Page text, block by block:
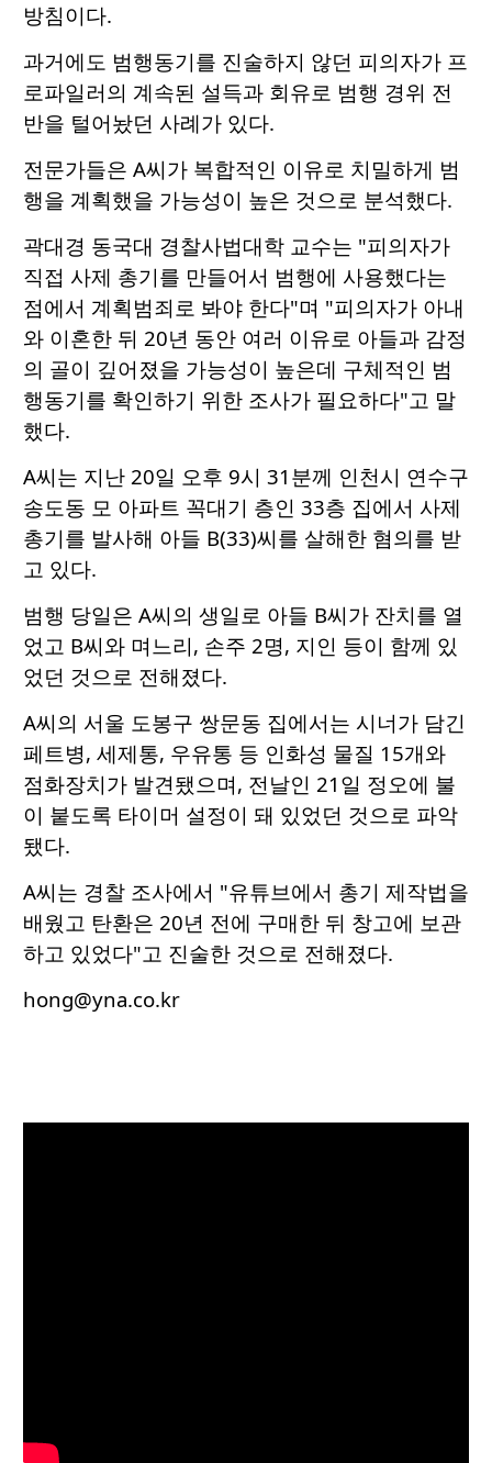
방침이다.
과거에도 범행동기를 진술하지 않던 피의자가 프
로파일러의 계속된 설득과 회유로 범행 경위 전
반을 털어놨던 사례가 있다.
전문가들은 A씨가 복합적인 이유로 치밀하게 범
행을 계획했을 가능성이 높은 것으로 분석했다.
곽대경 동국대 경찰사법대학 교수는 "피의자가
직접 사제 총기를 만들어서 범행에 사용했다는
점에서 계획범죄로 봐야 한다"며 "피의자가 아내
와 이혼한 뒤 20년 동안 여러 이유로 아들과 감정
의 골이 깊어졌을 가능성이 높은데 구체적인 범
행동기를 확인하기 위한 조사가 필요하다"고 말
했다.
A씨는 지난 20일 오후 9시 31분께 인천시 연수구
송도동 모 아파트 꼭대기 층인 33층 집에서 사제
총기를 발사해 아들 B(33)씨를 살해한 혐의를 받
고 있다.
범행 당일은 A씨의 생일로 아들 B씨가 잔치를 열
었고 B씨와 며느리, 손주 2명, 지인 등이 함께 있
었던 것으로 전해졌다.
A씨의 서울 도봉구 쌍문동 집에서는 시너가 담긴
페트병, 세제통, 우유통 등 인화성 물질 15개와
점화장치가 발견됐으며, 전날인 21일 정오에 불
이 붙도록 타이머 설정이 돼 있었던 것으로 파악
됐다.
A씨는 경찰 조사에서 "유튜브에서 총기 제작법을
배웠고 탄환은 20년 전에 구매한 뒤 창고에 보관
하고 있었다"고 진술한 것으로 전해졌다.
hong@yna.co.kr